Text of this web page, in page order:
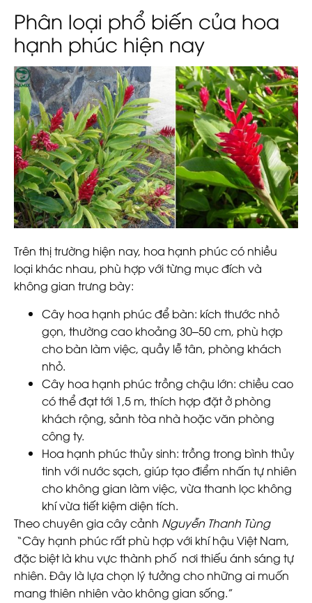
Phân loại phổ biến của hoa
hạnh phúc hiện nay
Trên thị trường hiện nay, hoa hạnh phúccó nhiều
loại khác nhau, phù hợp với từng mục đích và
không gian trưng bày:
Cây hoa hạnh phúc để bàn: kích thước nhỏ
gọn, thường cao khoảng 30–50 cm, phù hợp
cho bàn làm việc, quầy lễ tân, phòng khách
nhỏ.
Cây hoa hạnh phúc trồng chậu lớn: chiều cao
có thể đạt tới 1,5 m, thích hợp đặt ở phòng
khách rộng, sảnh tòa nhà hoặc văn phòng
công ty.
Hoa hạnh phúc thủy sinh: trồng trong bình thủy
tinh với nước sạch, giúp tạo điểm nhấn tự nhiên
cho không gian làm việc, vừa thanh lọc không
khí vừa tiết kiệm diện tích.
Theo chuyên gia cây cảnh Nguyễn Thanh Tùng
“Cây hạnh phúc rất phù hợp với khí hậu Việt Nam,
đặc biệt là khu vực thành phố nơi thiếu ánh sáng tự
nhiên. Đây là lựa chọn lý tưởng cho những ai muốn
mang thiên nhiên vào không gian sống.”